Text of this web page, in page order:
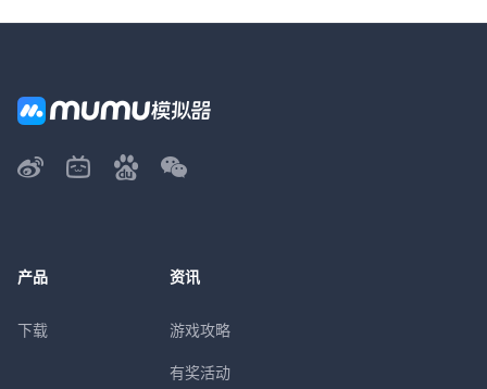
产品
下载
资讯
游戏攻略
有奖活动